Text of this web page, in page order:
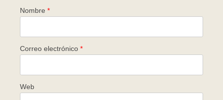
Nombre *
Correo electrónico *
Web